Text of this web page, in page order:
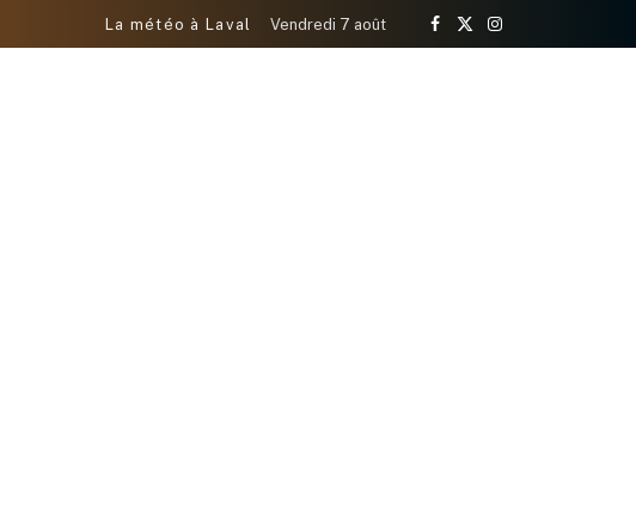
La météo à Laval Vendredi 7 août
Facebook
X
Instagram